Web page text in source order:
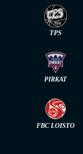
TPS
PIRKAT
FBC LOISTO